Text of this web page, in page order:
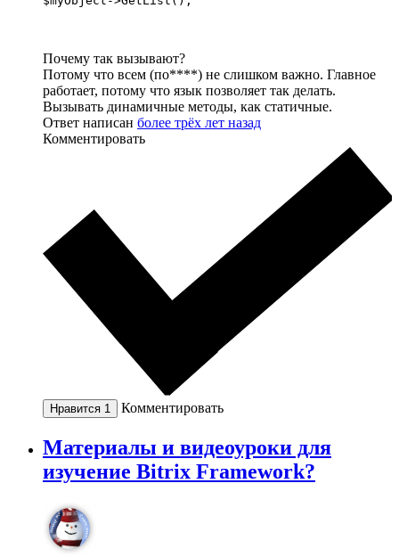
Почему так вызывают?
Потому что всем (по****) не слишком важно. Главное
работает, потому что язык позволяет так делать.
Вызывать динамичные методы, как статичные.
Ответ написан более трёх лет назад
Комментировать
Нравится 1 Комментировать
Материалы и видеоуроки для
изучение Bitrix Framework?